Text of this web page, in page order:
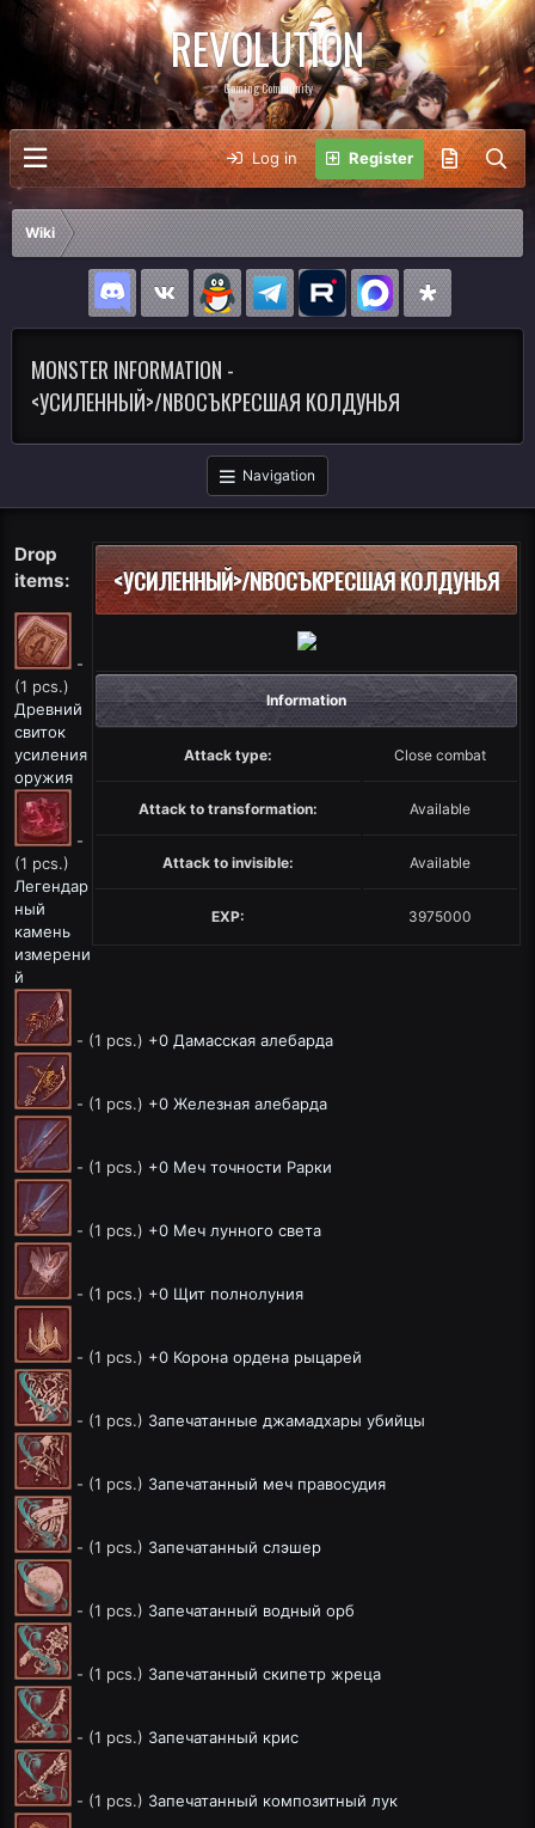
REVOLUTION
Gaming Community
Log in Register
Wiki
MONSTER INFORMATION -
<УСИЛЕННЫЙ>/NВОСЪКРЕСШАЯ КОЛДУНЬЯ
Navigation
<УСИЛЕННЫЙ>/NВОСЪКРЕСШАЯ КОЛДУНЬЯ
Information
Attack type: Close combat
Attack to transformation: Available
Attack to invisible: Available
EXP: 3975000
Drop
items:
-
(1 pcs.)
Древний
свиток
усиления
оружия
-
(1 pcs.)
Легендар
ный
камень
измерени
й
- (1 pcs.) +0 Дамасская алебарда
- (1 pcs.) +0 Железная алебарда
- (1 pcs.) +0 Меч точности Рарки
- (1 pcs.) +0 Меч лунного света
- (1 pcs.) +0 Щит полнолуния
- (1 pcs.) +0 Корона ордена рыцарей
- (1 pcs.) Запечатанные джамадхары убийцы
- (1 pcs.) Запечатанный меч правосудия
- (1 pcs.) Запечатанный слэшер
- (1 pcs.) Запечатанный водный орб
- (1 pcs.) Запечатанный скипетр жреца
- (1 pcs.) Запечатанный крис
- (1 pcs.) Запечатанный композитный лук